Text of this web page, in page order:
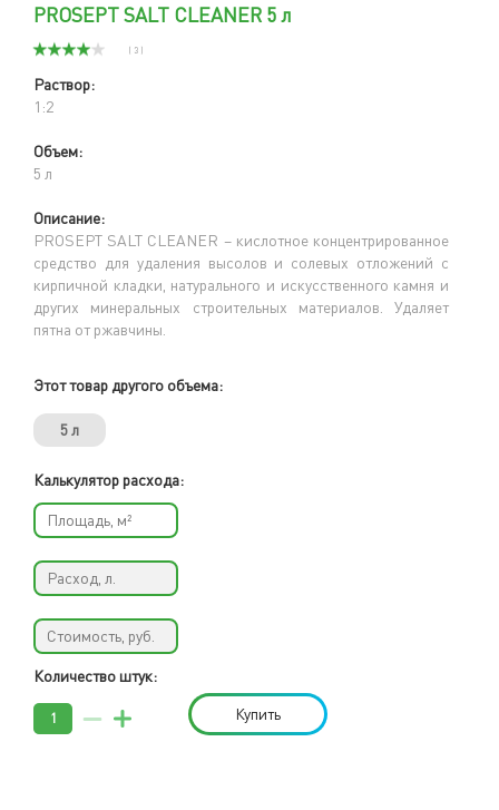
PROSEPT SALT CLEANER 5 л
( 3 )
Раствор:
1:2
Объем:
5 л
Описание:
PROSEPT SALT CLEANER – кислотное концентрированное
средство для удаления высолов и солевых отложений с
кирпичной кладки, натурального и искусственного камня и
других минеральных строительных материалов.
Удаляет
пятна от ржавчины.
Этот товар другого объема:
5 л
Калькулятор расхода:
Количество штук:
Купить